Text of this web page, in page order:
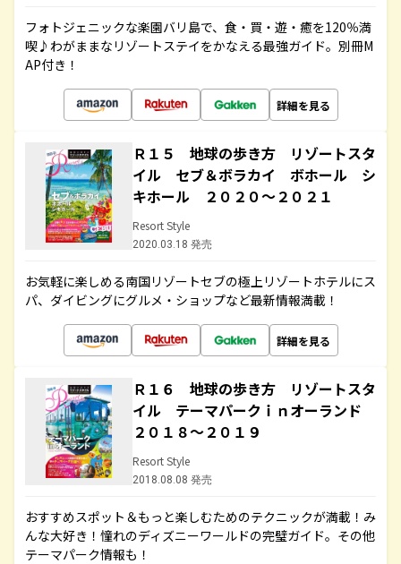
フォトジェニックな楽園バリ島で、食・買・遊・癒を120％満
喫♪わがままなリゾートステイをかなえる最強ガイド。別冊M
AP付き！
詳細を見る
Ｒ１５ 地球の歩き方 リゾートスタ
イル セブ＆ボラカイ ボホール シ
キホール ２０２０～２０２１
Resort Style
2020.03.18 発売
お気軽に楽しめる南国リゾートセブの極上リゾートホテルにス
パ、ダイビングにグルメ・ショップなど最新情報満載！
詳細を見る
Ｒ１６ 地球の歩き方 リゾートスタ
イル テーマパークｉｎオーランド
２０１８～２０１９
Resort Style
2018.08.08 発売
おすすめスポット＆もっと楽しむためのテクニックが満載！み
んな大好き！憧れのディズニーワールドの完璧ガイド。その他
テーマパーク情報も！